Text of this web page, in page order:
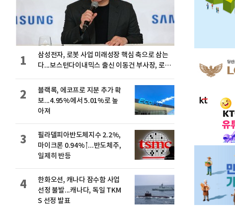
삼성전자, 로봇 사업 미래성장 핵심 축으로 삼는
다...보스턴다이내믹스 출신 이동건 부사장, 로보
1
블랙록, 에코프로 지분 추가 확
보...4.95%에서 5.01%로 높
아져
2
필라델피아반도체지수 2.2%,
마이크론 0.94%↑...반도체주,
일제히 반등
3
한화오션, 캐나다 잠수함 사업
선정 불발...캐나다, 독일 TKM
S 선정 발표
4